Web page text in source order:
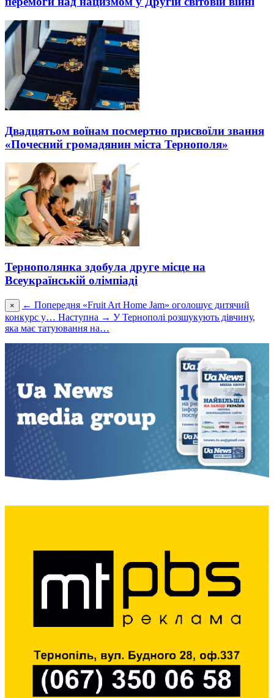
Двадцятьом воїнам посмертно присвоїли звання
«Почесний громадянин міста Тернополя»
Тернополянка здобула друге місце на
Всеукраїнській олімпіаді
× ← Попередня «Fruit Art Home Jam» оголошує дитячий
конкурс у… Наступна → У Тернополі розшукують дівчину,
яка має татуювання на…